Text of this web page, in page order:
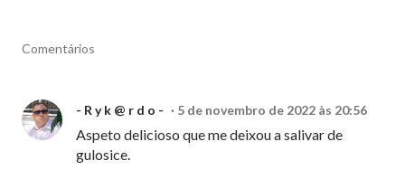
Comentários
- R y k @ r d o - 5 de novembro de 2022 às 20:56
Aspeto delicioso que me deixou a salivar de
gulosice.